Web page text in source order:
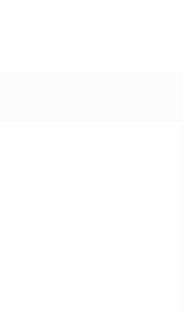
5 hvězdiček.